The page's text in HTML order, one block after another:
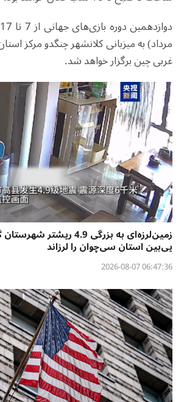
مرداد) به میزبانی کلانشهر چنگدو مرکز
غربی چین برگزار خواهد شد.
زمین‌لرزه‌ای به بزرگی 4.9
یی‌بین استان سی‌چوان را لرزاند
06:47:36 2026-08-07